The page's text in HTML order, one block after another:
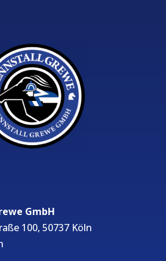
GmbH
100, 50737 Köln